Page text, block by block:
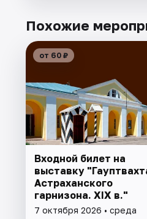
Похожие
от 60 ₽
Входной билет на
выставку
Астраханского
гарнизона. XIX в."
7 октября 2026 • среда